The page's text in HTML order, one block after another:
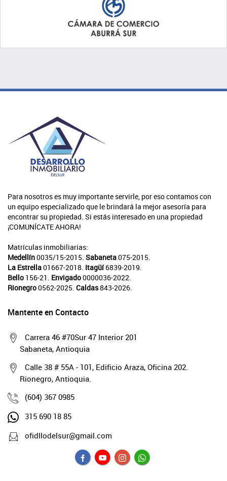
Para nosotros es muy importante servirle, por eso contamos con
un equipo especializado que le brindará la mejor asesoría para
encontrar su propiedad. Si estás interesado en una propiedad
¡COMUNÍCATE AHORA!
Matrículas inmobiliarias:
Medellín0035/15-2015. Sabaneta075-2015.
La Estrella01667-2018. Itagüí6839-2019.
Bello 156-21. Envigado0000036-2022.
Rionegro0562-2025. Caldas843-2026.
Mantente en Contacto
Carrera 46 #70Sur 47 Interior 201
Sabaneta, Antioquia
Calle 38 # 55A - 101, Edificio Araza, Oficina 202.
Rionegro, Antioquia.
(604) 367 0985
315 690 18 85
ofidllodelsur@gmail.com